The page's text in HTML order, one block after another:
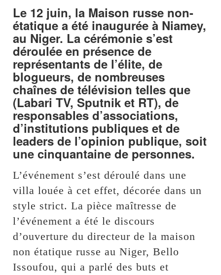
Le 12 juin, la Maison russe non-
étatique a été inaugurée à Niamey,
au Niger. La cérémonie s’est
déroulée en présence de
représentants de l’élite, de
blogueurs, de nombreuses
chaînes de télévision telles que
(Labari TV, Sputnik et RT), de
responsables d’associations,
d’institutions publiques et de
leaders de l’opinion publique, soit
une cinquantaine de personnes.
L’événement s’est déroulé dans une
villa louée à cet effet, décorée dans un
style strict. La pièce maîtresse de
l’événement a été le discours
d’ouverture du directeur de la maison
non étatique russe au Niger, Bello
Issoufou, qui a parlé des buts et